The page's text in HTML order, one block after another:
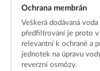
Ochrana membrán
Veškerá dodávaná
předfiltrování je proto
relevantní k ochraně a
jednotek na úpravu
reverzní osmózy.